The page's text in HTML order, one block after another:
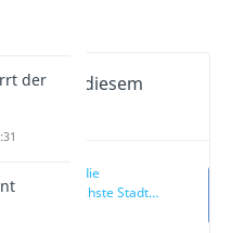
in diesem
Was ist die
gefährlichste Stadt
der